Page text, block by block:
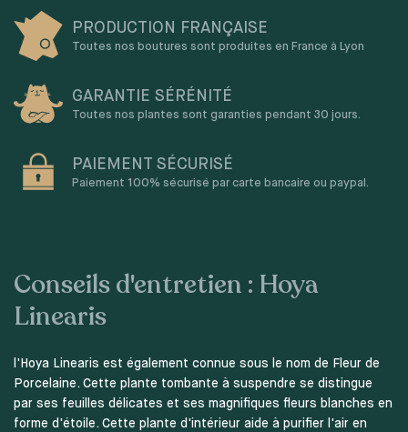
PRODUCTION FRANÇAISE
Toutes nos boutures sont produites en France à Lyon
GARANTIE SÉRÉNITÉ
Toutes nos plantes sont garanties pendant 30 jours.
PAIEMENT SÉCURISÉ
Paiement 100% sécurisé par carte bancaire ou paypal.
Conseils d'entretien : Hoya
Linearis
l'Hoya Linearis est également connue sous le nom de Fleur de
Porcelaine. Cette plante tombante à suspendre se distingue
par ses feuilles délicates et ses magnifiques fleurs blanches en
forme d'étoile. Cette plante d'intérieur aide à purifier l'air en